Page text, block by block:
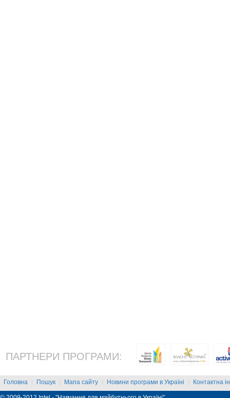
ПАРТНЕРИ ПРОГРАМИ:
Головна | Пошук | Мапа сайту | Новини програми в Україні | Контактна